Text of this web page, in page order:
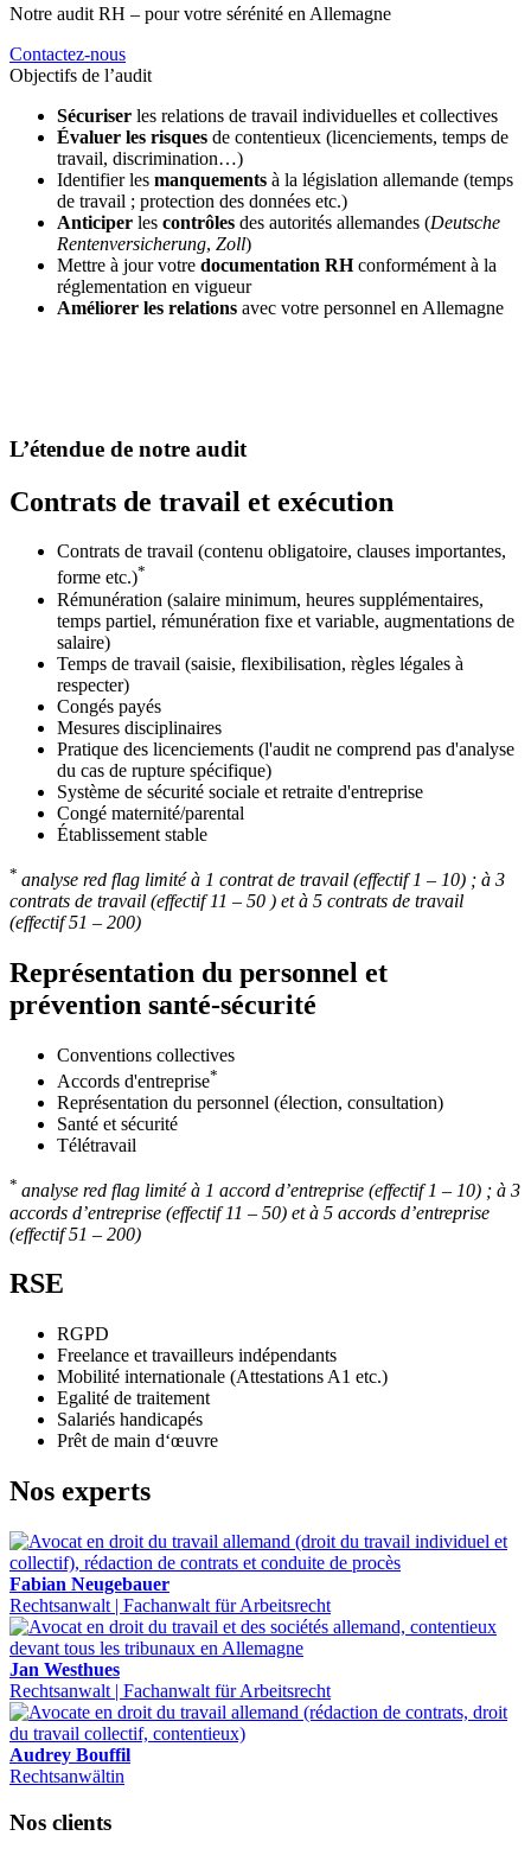
Notre audit RH – pour votre sérénité en Allemagne
Contactez-nous
Objectifs de l’audit
Sécuriser les relations de travail individuelles et collectives
Évaluer les risques de contentieux (licenciements, temps de
travail, discrimination…)
Identifier les manquements à la législation allemande (temps
de travail ; protection des données etc.)
Anticiper les contrôles des autorités allemandes (Deutsche
Rentenversicherung, Zoll)
Mettre à jour votre documentation RHconformément à la
réglementation en vigueur
Améliorer les relations avec votre personnel en Allemagne
L’étendue de notre audit
Contrats de travail et exécution
Contrats de travail (contenu obligatoire, clauses importantes,
forme etc.)*
Rémunération (salaire minimum, heures supplémentaires,
temps partiel, rémunération fixe et variable, augmentations de
salaire)
Temps de travail (saisie, flexibilisation, règles légales à
respecter)
Congés payés
Mesures disciplinaires
Pratique des licenciements (l'audit ne comprend pas d'analyse
du cas de rupture spécifique)
Système de sécurité sociale et retraite d'entreprise
Congé maternité/parental
Établissement stable
* analyse red flag limité à 1 contrat de travail (effectif 1 – 10) ; à 3
contrats de travail (effectif 11 – 50 ) et à 5 contrats de travail
(effectif 51 – 200)
Représentation du personnel et
prévention santé-sécurité
Conventions collectives
Accords d'entreprise*
Représentation du personnel (élection, consultation)
Santé et sécurité
Télétravail
* analyse red flag limité à 1 accord d’entreprise (effectif 1 – 10) ; à 3
accords d’entreprise (effectif 11 – 50) et à 5 accords d’entreprise
(effectif 51 – 200)
RSE
RGPD
Freelance et travailleurs indépendants
Mobilité internationale (Attestations A1 etc.)
Egalité de traitement
Salariés handicapés
Prêt de main d‘œuvre
Nos experts
Fabian Neugebauer
Rechtsanwalt | Fachanwalt für Arbeitsrecht
Jan Westhues
Rechtsanwalt | Fachanwalt für Arbeitsrecht
Audrey Bouffil
Rechtsanwältin
Nos clients